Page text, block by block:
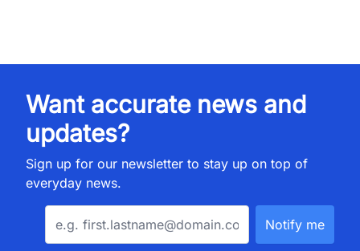
Want accurate news and
updates?
Sign up for our newsletter to stay up on top of
everyday news.